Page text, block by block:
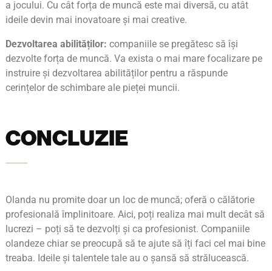
a jocului. Cu cât forța de muncă este mai diversă, cu atât
ideile devin mai inovatoare și mai creative.
Dezvoltarea abilităților: companiile se pregătesc să își
dezvolte forța de muncă. Va exista o mai mare focalizare pe
instruire și dezvoltarea abilităților pentru a răspunde
cerințelor de schimbare ale pieței muncii.
CONCLUZIE
Olanda nu promite doar un loc de muncă; oferă o călătorie
profesională împlinitoare. Aici, poți realiza mai mult decât să
lucrezi – poți să te dezvolți și ca profesionist. Companiile
olandeze chiar se preocupă să te ajute să îți faci cel mai bine
treaba. Ideile și talentele tale au o șansă să strălucească.